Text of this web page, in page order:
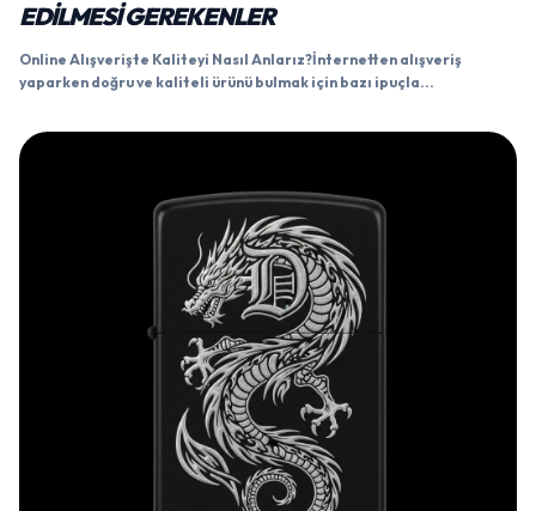
EDILMESI GEREKENLER
Online Alışverişte Kaliteyi Nasıl Anlarız?İnternetten alışveriş
yaparken doğru ve kaliteli ürünü bulmak için bazı ipuçla...